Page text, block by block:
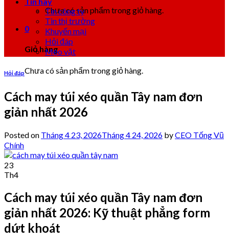
Chưa có sản phẩm trong giỏ hàng.
0
Giỏ hàng
Chưa có sản phẩm trong giỏ hàng.
Tin công ty
Tin thị trường
Khuyến mại
Hỏi đáp
Mẹo vặt
Hỏi đáp
Cách may túi xéo quần Tây nam đơn
giản nhất 2026
Posted on Tháng 4 23, 2026Tháng 4 24, 2026 byCEO Tống Vũ
Chính
23
Th4
Cách may túi xéo quần Tây nam đơn
giản nhất 2026: Kỹ thuật phẳng form
dứt khoát